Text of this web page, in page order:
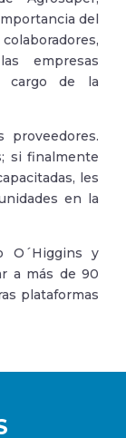
del
empresas
cargo de la
proveedores.
si finalmente
les
en la
O´Higgins y
a más de 90
plataformas